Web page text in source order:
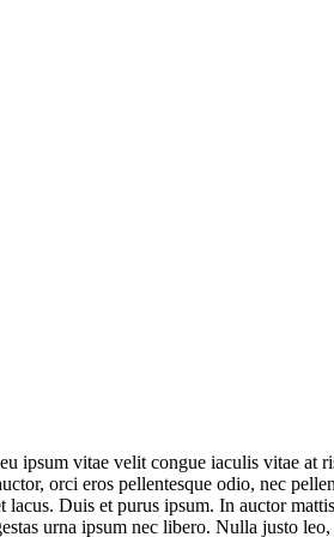
vitae velit congue iaculis vitae at
orci eros pellentesque odio, nec
Duis et purus ipsum. In auctor
urna ipsum nec libero. Nulla justo